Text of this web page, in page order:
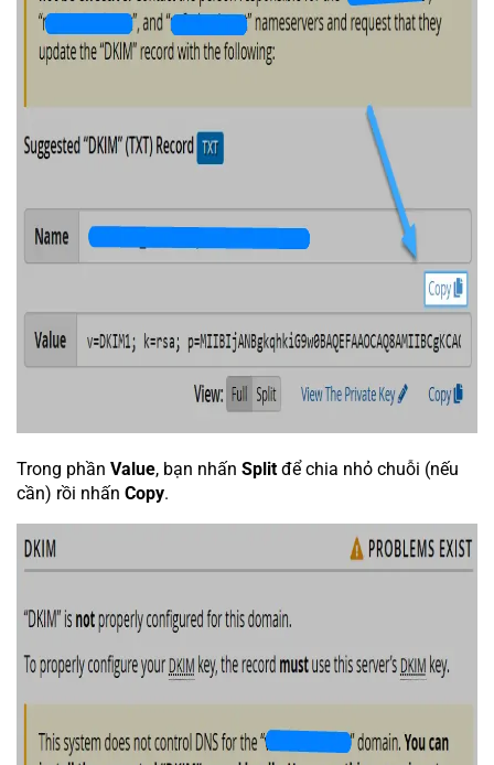
Trong phần Value, bạn nhấn Splitđể chia nhỏ chuỗi (nếu
cần) rồi nhấn Copy.